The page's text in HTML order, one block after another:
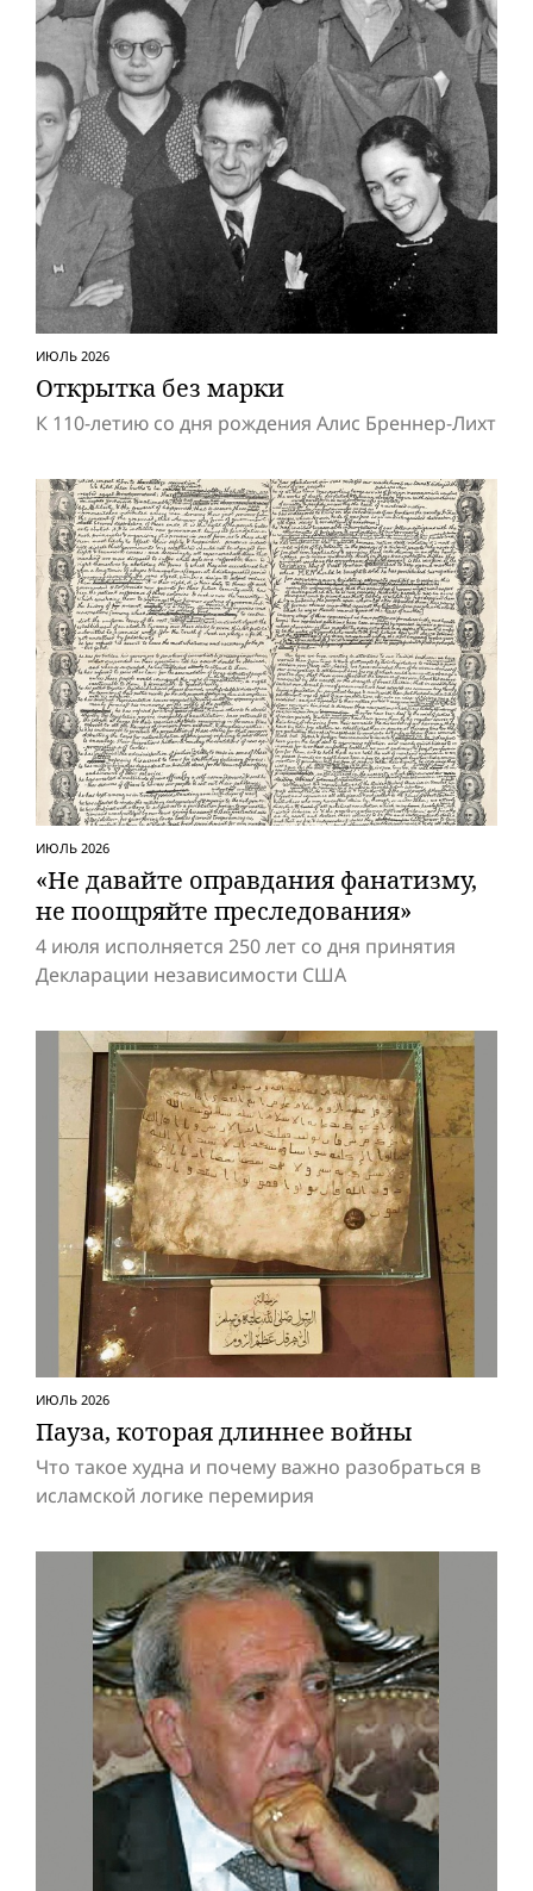
ИЮЛЬ 2026
Открытка без марки
К 110-летию со дня рождения Алис Бреннер-Лихт
ИЮЛЬ 2026
«Не давайте оправдания фанатизму,
не поощряйте преследования»
4 июля исполняется 250 лет со дня принятия
Декларации независимости США
ИЮЛЬ 2026
Пауза, которая длиннее вой­ны
Что такое худна и почему важно разобраться в
исламской логике перемирия